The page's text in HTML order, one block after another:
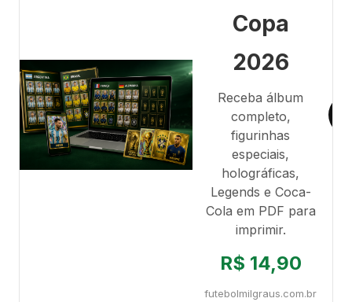
Copa
2026
Receba álbum
completo,
figurinhas
especiais,
holográficas,
Legends e Coca-
Cola em PDF para
imprimir.
R$ 14,90
futebolmilgraus.com.br